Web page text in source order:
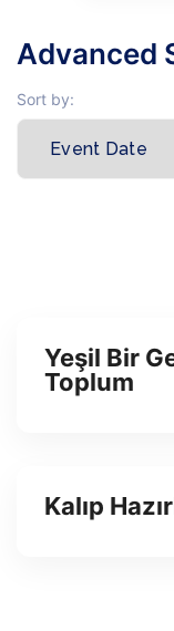
Advanced
Sort by:
Yeşil Bir
Toplum
Kalıp